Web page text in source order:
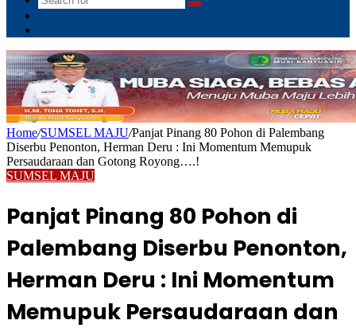
Search
Home/SUMSEL MAJU/Panjat Pinang 80 Pohon di Palembang
Diserbu Penonton, Herman Deru : Ini Momentum Memupuk
Persaudaraan dan Gotong Royong….!
SUMSEL MAJU
Panjat Pinang 80 Pohon di
Palembang Diserbu Penonton,
Herman Deru : Ini Momentum
Memupuk Persaudaraan dan